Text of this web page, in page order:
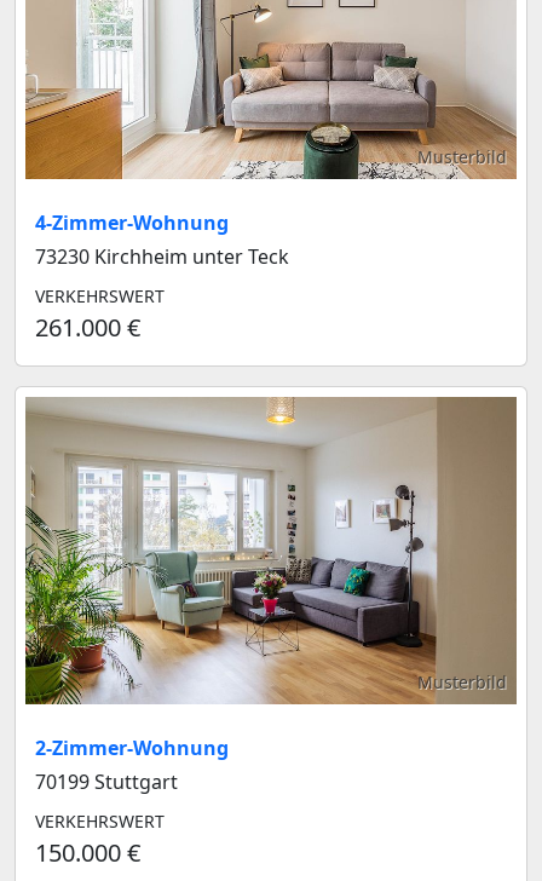
Musterbild
4-Zimmer-Wohnung
73230 Kirchheim unter Teck
VERKEHRSWERT
261.000 €
Musterbild
2-Zimmer-Wohnung
70199 Stuttgart
VERKEHRSWERT
150.000 €